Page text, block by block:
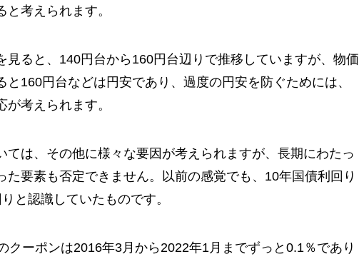
考えられます。
見ると、140円台から160円台辺りで推移していますが、物価
と160円台などは円安であり、過度の円安を防ぐためには、
考えられます。
ては、その他に様々な要因が考えられますが、長期にわたっ
た要素も否定できません。以前の感覚でも、10年国債利回り
と認識していたものです。
クーポンは2016年3月から2022年1月までずっと0.1％であり